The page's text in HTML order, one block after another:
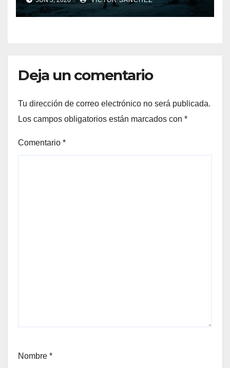
Deja un comentario
Tu dirección de correo electrónico no será publicada.
Los campos obligatorios están marcados con *
Comentario *
Nombre *